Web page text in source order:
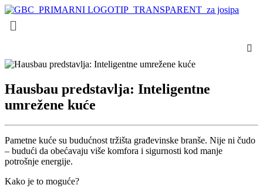
Menu
Hausbau predstavlja: Inteligentne
umrežene kuće
Pametne kuće su budućnost tržišta građevinske branše. Nije ni čudo
– budući da obećavaju više komfora i sigurnosti kod manje
potrošnje energije.
Kako je to moguće?